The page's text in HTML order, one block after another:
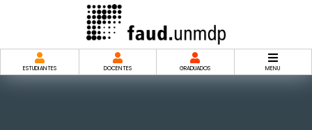
ESTUDIANTES DOCENTES GRADUADOS MENU